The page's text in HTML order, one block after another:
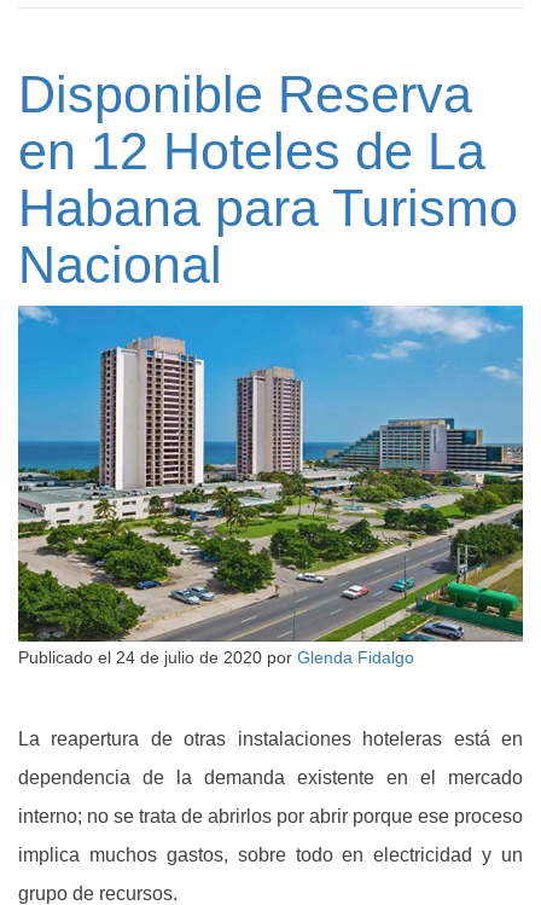
Disponible Reserva
en 12 Hoteles de La
Habana para Turismo
Nacional
Publicado el 24 de julio de 2020 por Glenda Fidalgo
La reapertura de otras instalaciones hoteleras está en
dependencia de la demanda existente en el mercado
interno; no se trata de abrirlos por abrir porque ese proceso
implica muchos gastos, sobre todo en electricidad y un
grupo de recursos.